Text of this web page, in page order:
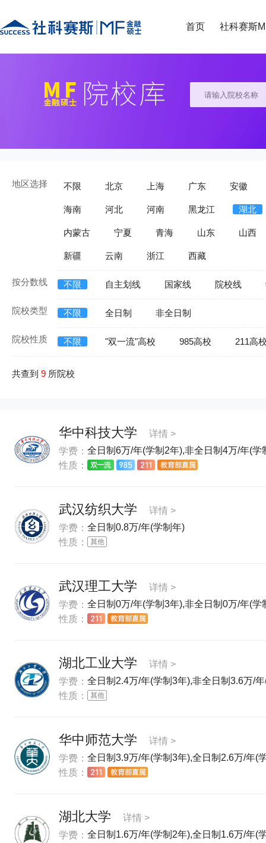
首页 社科赛斯
地区选择 不限 北京 上海 广东 安徽
海南 河北 河南 黑龙江 湖北
内蒙古 宁夏 青海 山东 山西
新疆 云南 浙江 西藏
按分数线 不限 自主划线 国家线 院校线
院校类型 不限 全日制 非全日制
院校性质 不限 "双一流"高校 985高校 211高
共查到 9 所院校
华中科技大学
详情 >
学费： 全日制6万/年(学制2年),非全日制4万/年(
性质：
武汉纺织大学
详情 >
学费： 全日制0.8万/年(学制年)
性质：
武汉理工大学
详情 >
学费： 全日制0万/年(学制3年),非全日制0万/年(
性质：
湖北工业大学
详情 >
学费： 全日制2.4万/年(学制3年),非全日制3.6万/
性质：
华中师范大学
详情 >
学费： 全日制3.9万/年(学制3年),全日制2.6万/年(
性质：
湖北大学
详情 >
学费： 全日制1.6万/年(学制2年),全日制1.6万/年(